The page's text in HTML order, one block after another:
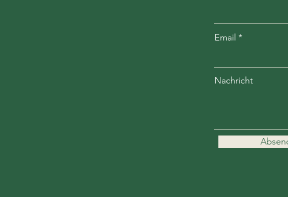
Email
Nachricht